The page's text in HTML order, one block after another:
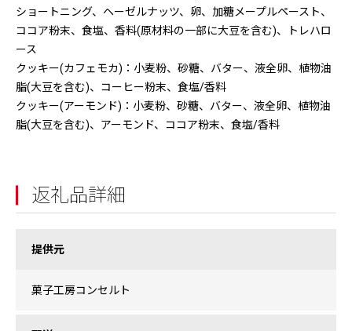
ショートニング、ヘーゼルナッツ、卵、加糖メープルペースト、
ココア粉末、食塩、香料(原材料の一部に大豆を含む)、トレハロ
ース
クッキー(カフェモカ)：小麦粉、砂糖、バター、液全卵、植物油
脂(大豆を含む)、コーヒー粉末、食塩/香料
クッキー(アーモンド)：小麦粉、砂糖、バター、液全卵、植物油
脂(大豆を含む)、アーモンド、ココア粉末、食塩/香料
返礼品詳細
提供元
菓子工房コンセルト